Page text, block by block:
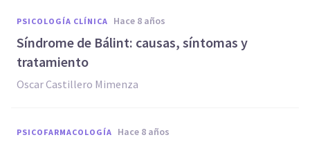
PSICOLOGÍA CLÍNICA hace 8 años
Síndrome de Bálint: causas, síntomas y
tratamiento
Oscar Castillero Mimenza
PSICOFARMACOLOGÍA hace 8 años